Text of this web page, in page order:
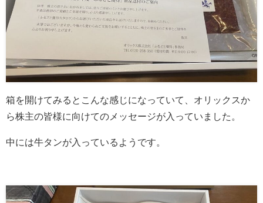
箱を開けてみるとこんな感じになっていて、オリックスか
ら株主の皆様に向けてのメッセージが入っていました。
中には牛タンが入っているようです。